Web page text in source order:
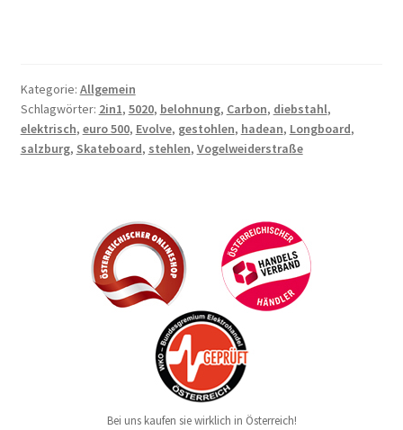
Kategorie: Allgemein
Schlagwörter: 2in1, 5020, belohnung, Carbon, diebstahl,
elektrisch, euro 500, Evolve, gestohlen, hadean, Longboard,
salzburg, Skateboard, stehlen, Vogelweiderstraße
Bei uns kaufen sie wirklich in Österreich!